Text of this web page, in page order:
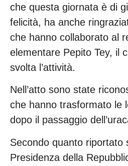
che questa giornata è di
felicità, ha anche
che hanno collaborato al
elementare Pepito Tey, il
svolta l’attività.
Nell’atto sono state
che hanno trasformato le
dopo il passaggio
Secondo quanto riportato
Presidenza della